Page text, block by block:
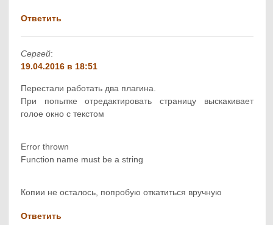
Ответить
Сергей:
19.04.2016 в 18:51
Перестали работать два плагина.
При попытке отредактировать страницу выскакивает
голое окно с текстом
Error thrown
Function name must be a string
Копии не осталось, попробую откатиться вручную
Ответить